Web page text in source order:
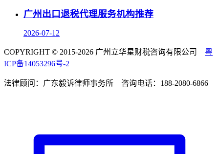
广州出口退税代理服务机构推荐
2026-07-12
COPYRIGHT © 2015-2026 广州立华星财税咨询有限公司 粤
ICP备14053296号-2
法律顾问：广东毅诉律师事务所 咨询电话：188-2080-6866